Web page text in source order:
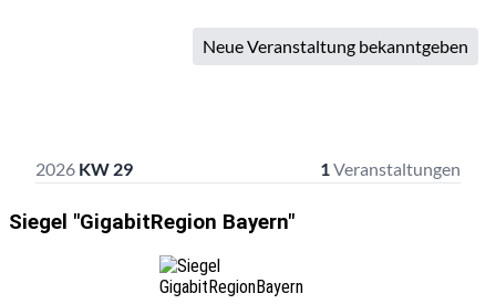
Siegel "GigabitRegion Bayern"